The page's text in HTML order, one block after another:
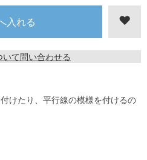
いて問い合わせる
けたり、平行線の模様を付けるの